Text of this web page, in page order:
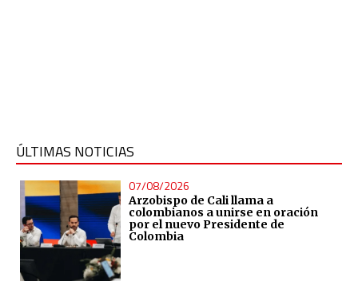
ÚLTIMAS NOTICIAS
07/08/2026
Arzobispo de Cali llama a
colombianos a unirse en oración
por el nuevo Presidente de
Colombia